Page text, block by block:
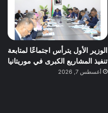
الوزير الأول يترأس اجتماعًا لمتابعة
تنفيذ المشاريع الكبرى في موريتانيا
أغسطس 7, 2026